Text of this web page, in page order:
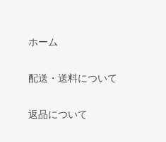
ホーム
配送・送料について
返品について